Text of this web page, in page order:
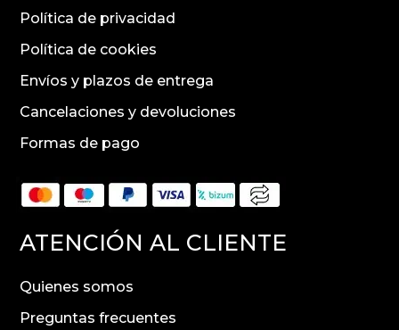
Política de privacidad
Política de cookies
Envíos y plazos de entrega
Cancelaciones y devoluciones
Formas de pago
ATENCIÓN AL CLIENTE
Quienes somos
Preguntas frecuentes